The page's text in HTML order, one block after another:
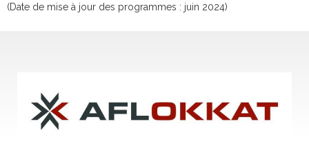
(Date de mise à jour des programmes : juin 2024)